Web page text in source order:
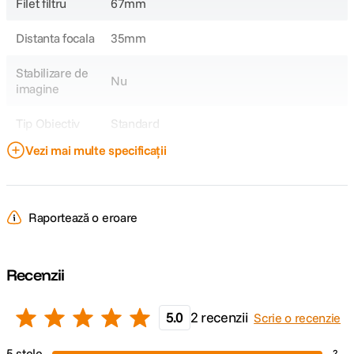
Filet filtru 67mm
Distanta focala 35mm
Stabilizare de
imagine
Nu
Tip Obiectiv Standard
Obiectiv Fix /
Focala Fixa
Nr. lamele
diafragma
Vezi mai multe specificații
Raportează o eroare
Recenzii
5.0 2 recenzii Scrie o recenzie